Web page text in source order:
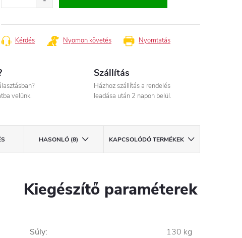
Nyomtatás
Kérdés Nyomon követés
velünk.
Szállítás
Házhoz szállítás a rendelés
leadása után 2 napon belül.
HASONLÓ (8) KAPCSOLÓDÓ TERMÉKEK
Kiegészítő paraméterek
Súly: 130 kg